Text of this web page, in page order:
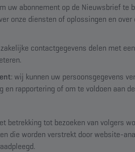
uw abonnement op de Nieuwsbrief te
onze diensten of oplossingen en over
contactgegevens delen met
: wij kunnen uw persoonsgegevens
rapportering of om te voldoen aan
betrekking tot bezoeken van volgers
die worden verstrekt door website-